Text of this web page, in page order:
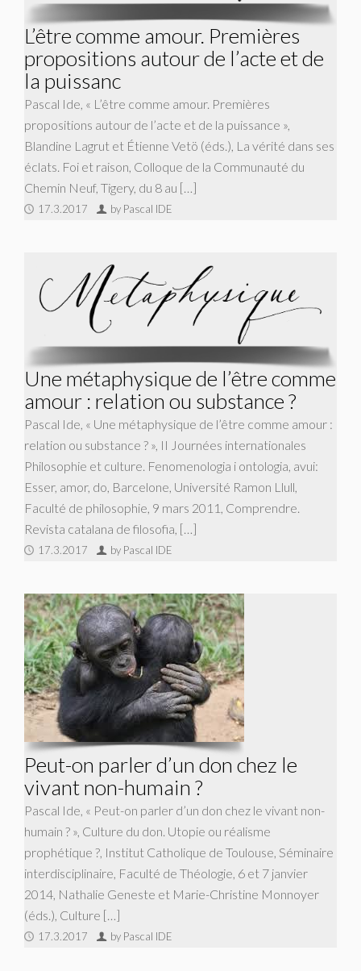
L’être comme amour. Premières
propositions autour de l’acte et de
la puissanc
Pascal Ide, « L’être comme amour. Premières
propositions autour de l’acte et de la puissance »,
Blandine Lagrut et Étienne Vetö (éds.), La vérité dans ses
éclats. Foi et raison, Colloque de la Communauté du
Chemin Neuf, Tigery, du 8 au […]
17.3.2017 by Pascal IDE
Une métaphysique de l’être comme
amour : relation ou substance ?
Pascal Ide, « Une métaphysique de l’être comme amour :
relation ou substance ? », II Journées internationales
Philosophie et culture. Fenomenologia i ontologia, avui:
Esser, amor, do, Barcelone, Université Ramon Llull,
Faculté de philosophie, 9 mars 2011, Comprendre.
Revista catalana de filosofia, […]
17.3.2017 by Pascal IDE
Peut-on parler d’un don chez le
vivant non-humain ?
Pascal Ide, « Peut-on parler d’un don chez le vivant non-
humain ? », Culture du don. Utopie ou réalisme
prophétique ?, Institut Catholique de Toulouse, Séminaire
interdisciplinaire, Faculté de Théologie, 6 et 7 janvier
2014, Nathalie Geneste et Marie-Christine Monnoyer
(éds.), Culture […]
17.3.2017 by Pascal IDE